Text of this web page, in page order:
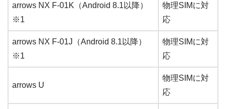
arrows NX F-01K（Android 8.1以降）
※1
物理SIMに対
応
arrows NX F-01J（Android 8.1以降）
※1
物理SIMに対
応
arrows U
物理SIMに対
応